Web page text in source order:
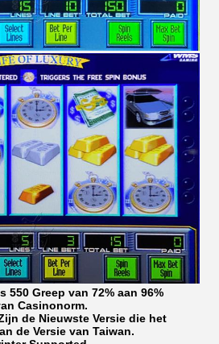
550 Greep van 72% aan 96%
Casinonorm.
de Nieuwste Versie die het
de Versie van Taiwan.